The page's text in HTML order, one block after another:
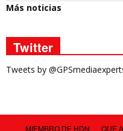
Más noticias
Twitter
Tweets by
MIEMBRO DE HDN QUE